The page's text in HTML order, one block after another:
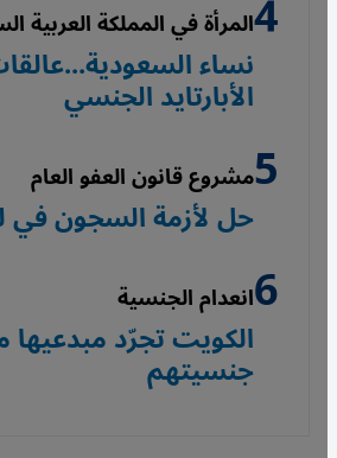
المرأة في المملكة العربية
نساء
الأبارتايد الجنسي
مشروع قانون العفو العام
حل لأزمة السجون في
انعدام الجنسية
الكويت تجرّد
جنسيتهم